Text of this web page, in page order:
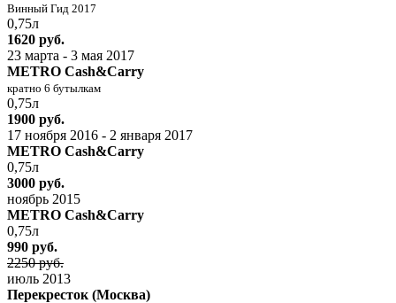
Винный Гид 2017
0,75л
1620 руб.
23 марта - 3 мая 2017
METRO Cash&Carry
кратно 6 бутылкам
0,75л
1900 руб.
17 ноября 2016 - 2 января 2017
METRO Cash&Carry
0,75л
3000 руб.
ноябрь 2015
METRO Cash&Carry
0,75л
990 руб.
2250 руб.
июль 2013
Перекресток (Москва)